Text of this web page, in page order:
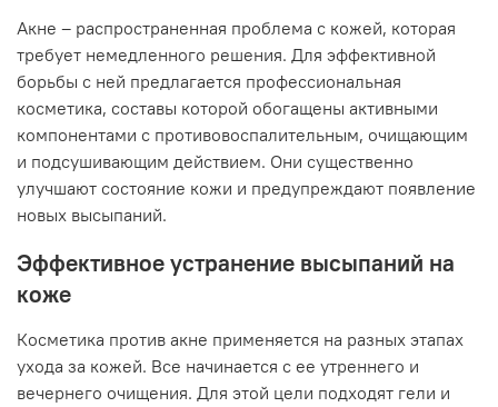
Акне – распространенная проблема с кожей, которая
требует немедленного решения. Для эффективной
борьбы с ней предлагается профессиональная
косметика, составы которой обогащены активными
компонентами с противовоспалительным, очищающим
и подсушивающим действием. Они существенно
улучшают состояние кожи и предупреждают появление
новых высыпаний.
Эффективное устранение высыпаний на
коже
Косметика против акне применяется на разных этапах
ухода за кожей. Все начинается с ее утреннего и
вечернего очищения. Для этой цели подходят гели и